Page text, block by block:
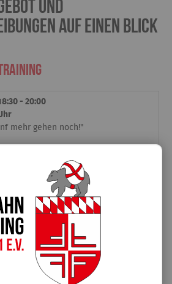
und
auf einen Blick
- 20:00
mehr gehen noch!"
- 21:30